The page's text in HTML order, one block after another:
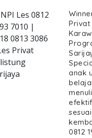
Sarijaya, Guru
Les 0812
7010 |
0813 3086
Privat
Privat
anak
0812